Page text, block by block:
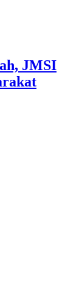
JMSI